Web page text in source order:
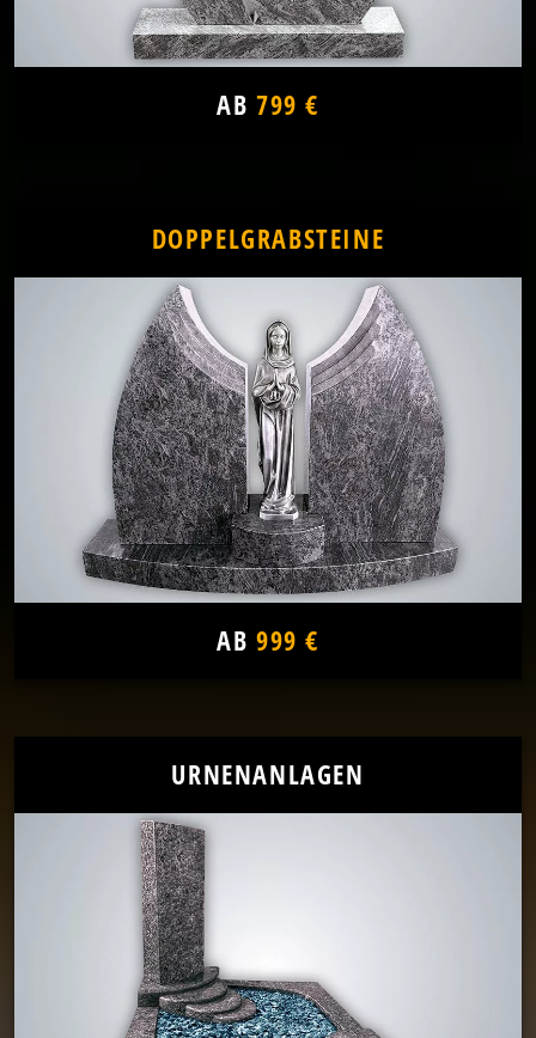
AB 799 €
DOPPELGRABSTEINE
AB 999 €
URNENANLAGEN